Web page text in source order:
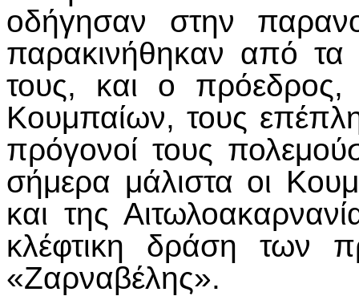
οδήγησαν στην
παρακινήθηκαν από
τους, και ο
Κουμπαίων, τους
πρόγονοί τους
σήμερα μάλιστα οι
και της
κλέφτικη δράση των
«Ζαρναβέλης».